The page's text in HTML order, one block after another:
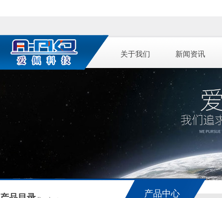
关于我们 新闻资讯
产品中心